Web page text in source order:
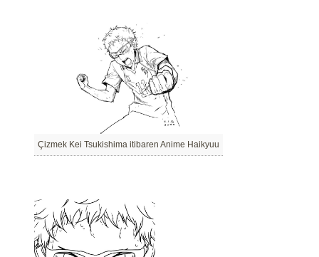
Çizmek Kei Tsukishima itibaren Anime Haikyuu